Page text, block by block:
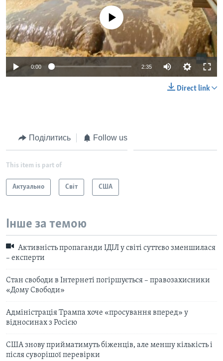
No media source currently available
0:00 2:35
Direct link
Поділитись Follow us
This item is part of
Актуально Світ США
Інше за темою
Активність пропаганди ІДІЛ у світі суттєво зменшилася
– експерти
Стан свободи в Інтернеті погіршується – правозахисники
«Дому Свободи»
Адміністрація Трампа хоче «просування вперед» у
відносинах з Росією
США знову прийматимуть біженців, але меншу кількість і
після суворішої перевірки